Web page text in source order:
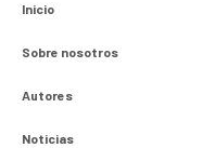
Inicio
Sobre nosotros
Autores
Noticias